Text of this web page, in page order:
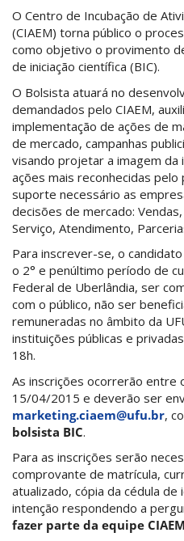
O Centro de Incubação de
(CIAEM) torna público o
como objetivo o provimento
de iniciação científica (BIC).
O Bolsista atuará no
demandados pelo CIAEM,
implementação de ações de
de mercado, campanhas
visando projetar a imagem da
ações mais reconhecidas
suporte necessário as
decisões de mercado:
Serviço, Atendimento,
Para inscrever-se, o
o 2° e penúltimo período de
Federal de Uberlândia, ser
com o público, não ser
remuneradas no âmbito da
instituições públicas e
18h.
As inscrições ocorrerão entre
15/04/2015 e deverão ser
marketing.ciaem@ufu.br,
bolsista BIC.
Para as inscrições serão
comprovante de matrícula,
atualizado, cópia da cédula
intenção respondendo a
fazer parte da equipe